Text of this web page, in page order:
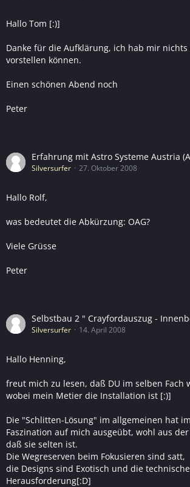
Hallo Tom [:)]
Danke für die Aufklärung, ich hab mir
vorstellen können.
Einen schönen Abend noch
Peter
Erfahrung mit Astro Systeme Austria
Silversurfer 27. Oktober 2008
Hallo Rolf,
was bedeutet die Abkürzung: OAG?
Viele Grüsse
Peter
Selbstbau 2 " Crayfordauszug -
Silversurfer 14. April 2008
Hallo Henning,
freut mich zu lesen, daß DU im selben Fach
wobei mein Metier die Installation ist [:)]
Die "Schlitten-Lösung" im allgemeinen hat
Faszination auf mich ausgeübt, wohl aus
daß sie selten ist.
Die Wegreserven beim Fokusieren sind satt,
die Designs sind Exotisch und die
Herausforderung[:D]